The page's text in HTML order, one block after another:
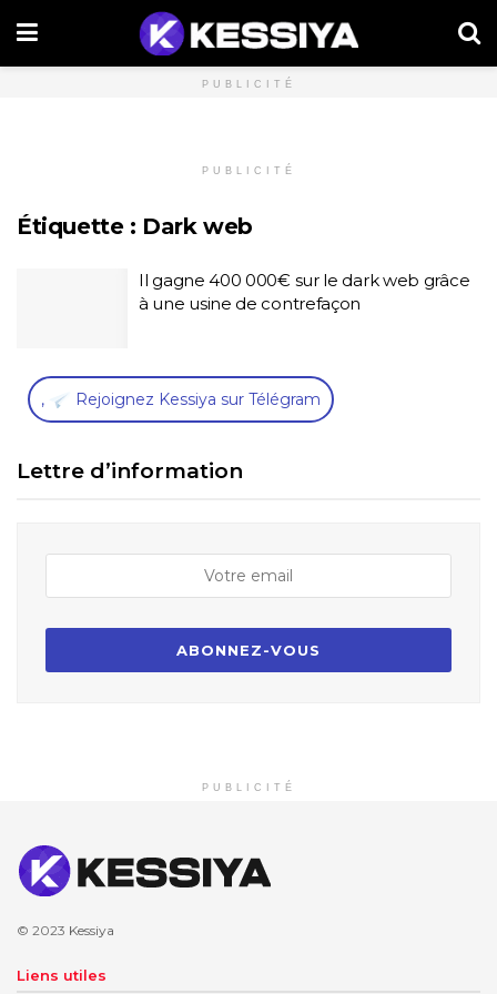
PUBLICITÉ
PUBLICITÉ
Étiquette : Dark web
Il gagne 400 000€ sur le dark web grâce
à une usine de contrefaçon
, Rejoignez Kessiya sur Télégram
Lettre d’information
PUBLICITÉ
© 2023 Kessiya
Liens utiles